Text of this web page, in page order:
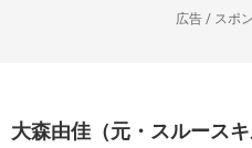
広告 / スポ
大森由佳（元・スルース